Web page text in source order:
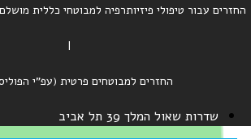
החזרים עבור טיפולי פיזיותרפיה למבוטחי כללית
החזרים למבוטחים פרטית (עפ"י
שדרות שאול המלך 39 תל אביב